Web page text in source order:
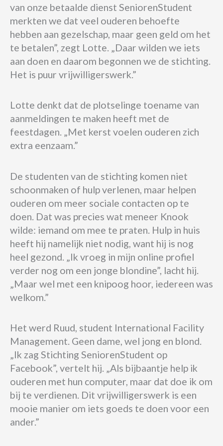
van onze betaalde dienst SeniorenStudent
merkten we dat veel ouderen behoefte
hebben aan gezelschap, maar geen geld om het
te betalen”, zegt Lotte. „Daar wilden we iets
aan doen en daarom begonnen we de stichting.
Het is puur vrijwilligerswerk.”
Lotte denkt dat de plotselinge toename van
aanmeldingen te maken heeft met de
feestdagen. „Met kerst voelen ouderen zich
extra eenzaam.”
De studenten van de stichting komen niet
schoonmaken of hulp verlenen, maar helpen
ouderen om meer sociale contacten op te
doen. Dat was precies wat meneer Knook
wilde: iemand om mee te praten. Hulp in huis
heeft hij namelijk niet nodig, want hij is nog
heel gezond. „Ik vroeg in mijn online profiel
verder nog om een jonge blondine”, lacht hij.
„Maar wel met een knipoog hoor, iedereen was
welkom.”
Het werd Ruud, student International Facility
Management. Geen dame, wel jong en blond.
„Ik zag Stichting SeniorenStudent op
Facebook”, vertelt hij. „Als bijbaantje help ik
ouderen met hun computer, maar dat doe ik om
bij te verdienen. Dit vrijwilligerswerk is een
mooie manier om iets goeds te doen voor een
ander.”